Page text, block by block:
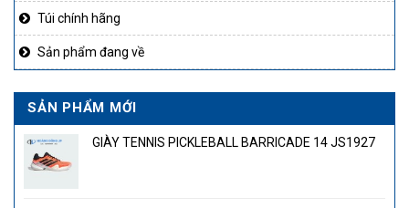
Túi chính hãng
Sản phẩm đang về
SẢN PHẨM MỚI
GIÀY TENNIS PICKLEBALL BARRICADE 14 JS1927